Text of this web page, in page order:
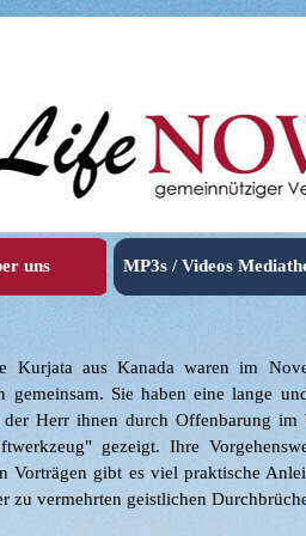
Menü überspringen
uns ▼
MP3s / Videos
Kurjata aus Kanada waren im
gemeinsam. Sie haben eine lange
Herr ihnen durch Offenbarung im
gezeigt. Ihre
Vorträgen gibt es viel praktische
zu vermehrten geistlichen